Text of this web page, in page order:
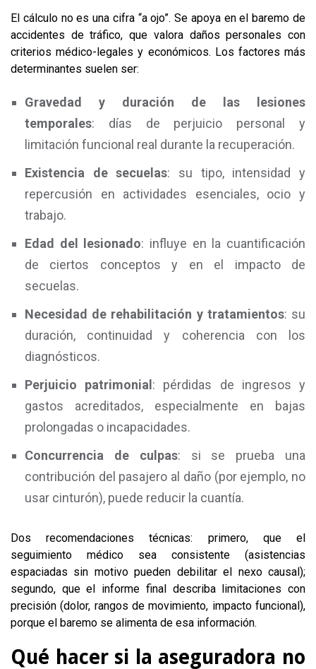
El cálculo no es una cifra “a ojo”. Se apoya en el baremo de
accidentes de tráfico, que valora daños personales con
criterios médico-legales y económicos. Los factores más
determinantes suelen ser:
Gravedad y duración de las lesiones
temporales: días de perjuicio personal y
limitación funcional real durante la recuperación.
Existencia de secuelas: su tipo, intensidad y
repercusión en actividades esenciales, ocio y
trabajo.
Edad del lesionado: influye en la cuantificación
de ciertos conceptos y en el impacto de
secuelas.
Necesidad de rehabilitación y tratamientos: su
duración, continuidad y coherencia con los
diagnósticos.
Perjuicio patrimonial : pérdidas de ingresos y
gastos acreditados, especialmente en bajas
prolongadas o incapacidades.
Concurrencia de culpas: si se prueba una
contribución del pasajero al daño (por ejemplo, no
usar cinturón), puede reducir la cuantía.
Dos recomendaciones técnicas: primero, que el
seguimiento médico sea consistente (asistencias
espaciadas sin motivo pueden debilitar el nexo causal);
segundo, que el informe final describa limitaciones con
precisión (dolor, rangos de movimiento, impacto funcional),
porque el baremo se alimenta de esa información.
Qué hacer si la aseguradora no